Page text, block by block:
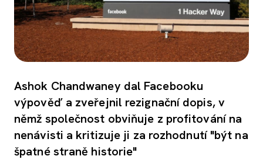
Ashok Chandwaney dal Facebooku
výpověď a zveřejnil rezignační dopis, v
němž společnost obviňuje z profitování na
nenávisti a kritizuje ji za rozhodnutí "být na
špatné straně historie"